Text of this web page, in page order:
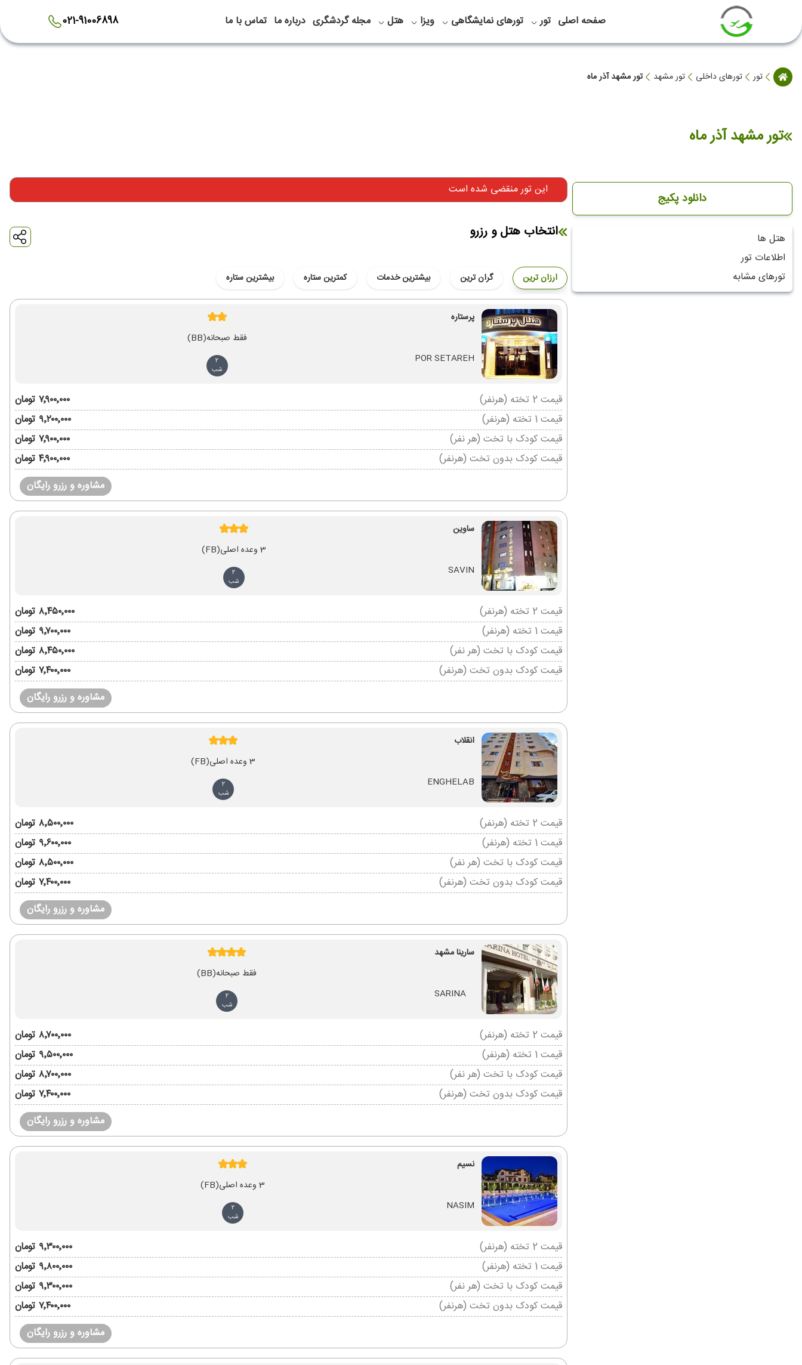
صفحه اصلی تور تورهای نمایشگاهی ویزا هتل مجله گردشگری درباره ما تماس با ما 021-91006898
تور تورهای داخلی تور مشهد تور مشهد آذر ماه
تور مشهد آذر ماه
دانلود پکیج
هتل ها
اطلاعات تور
تورهای مشابه
این تور منقضی شده است
انتخاب هتل و رزرو
ارزان ترین گران ترین بیشترین خدمات کمترین ستاره بیشترین ستاره
پرستاره
POR SETAREH
فقط صبحانه(BB)
2
شب
قیمت 2 تخته (هرنفر)
۷٬۹۰۰٬۰۰۰ تومان
قیمت 1 تخته (هرنفر)
۹٬۲۰۰٬۰۰۰ تومان
قیمت کودک با تخت (هر نفر)
۷٬۹۰۰٬۰۰۰ تومان
قیمت کودک بدون تخت (هرنفر)
۴٬۹۰۰٬۰۰۰ تومان
مشاوره و رزرو رایگان
ساوین
SAVIN
3 وعده اصلی (FB)
2
شب
قیمت 2 تخته (هرنفر)
۸٬۴۵۰٬۰۰۰ تومان
قیمت 1 تخته (هرنفر)
۹٬۷۰۰٬۰۰۰ تومان
قیمت کودک با تخت (هر نفر)
۸٬۴۵۰٬۰۰۰ تومان
قیمت کودک بدون تخت (هرنفر)
۷٬۴۰۰٬۰۰۰ تومان
مشاوره و رزرو رایگان
انقلاب
ENGHELAB
3 وعده اصلی (FB)
2
شب
قیمت 2 تخته (هرنفر)
۸٬۵۰۰٬۰۰۰ تومان
قیمت 1 تخته (هرنفر)
۹٬۶۰۰٬۰۰۰ تومان
قیمت کودک با تخت (هر نفر)
۸٬۵۰۰٬۰۰۰ تومان
قیمت کودک بدون تخت (هرنفر)
۷٬۴۰۰٬۰۰۰ تومان
مشاوره و رزرو رایگان
سارینا مشهد
SARINA
فقط صبحانه(BB)
2
شب
قیمت 2 تخته (هرنفر)
۸٬۷۰۰٬۰۰۰ تومان
قیمت 1 تخته (هرنفر)
۹٬۵۰۰٬۰۰۰ تومان
قیمت کودک با تخت (هر نفر)
۸٬۷۰۰٬۰۰۰ تومان
قیمت کودک بدون تخت (هرنفر)
۷٬۴۰۰٬۰۰۰ تومان
مشاوره و رزرو رایگان
نسیم
NASIM
3 وعده اصلی (FB)
2
شب
قیمت 2 تخته (هرنفر)
۹٬۳۰۰٬۰۰۰ تومان
قیمت 1 تخته (هرنفر)
۹٬۸۰۰٬۰۰۰ تومان
قیمت کودک با تخت (هر نفر)
۹٬۳۰۰٬۰۰۰ تومان
قیمت کودک بدون تخت (هرنفر)
۷٬۴۰۰٬۰۰۰ تومان
مشاوره و رزرو رایگان